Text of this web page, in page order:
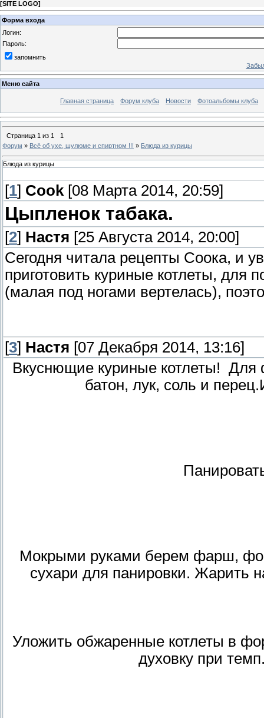
[SITE LOGO]
Форма входа
Логин:
Пароль:
запомнить
Меню сайта
Главная страница Форум клуба Новости Фотоальбомы клуба
Страница 1 из 1
1
Форум » Всё об ухе, шулюме и спиртном !!! » Блюда из курицы
Блюда из курицы
[1] Cook [08 Марта 2014, 20:59]
Цыпленок табака.
[2] Настя [25 Августа 2014, 20:00]
Сегодня читала рецепты Соока, и
приготовить куриные котлеты, для
(малая под ногами вертелась),
[3] Настя [07 Декабря 2014, 13:16]
Вкуснющие куриные котлеты!
батон, лук, соль и
Мокрыми руками берем фарш,
сухари для панировки. Жарить
Уложить обжаренные котлеты в
духовку при